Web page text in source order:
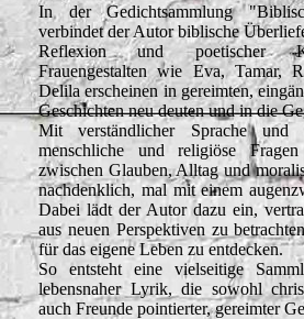
In der Gedichtsammlung
verbindet der Autor biblische
Reflexion und poetischer
Frauengestalten wie Eva, Tamar,
Delila erscheinen in gereimten,
Geschichten neu deuten und in die
Mit verständlicher Sprache
menschliche und religiöse
zwischen Glauben, Alltag und
nachdenklich, mal mit einem
Dabei lädt der Autor dazu ein,
aus neuen Perspektiven zu
für das eigene Leben zu entdecken.
So entsteht eine vielseitige
lebensnaher Lyrik, die sowohl
auch Freunde pointierter, gereimter